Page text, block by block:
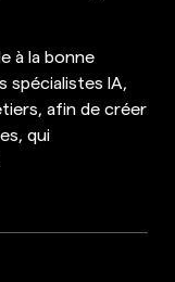
à la bonne
spécialistes IA,
afin de créer
qui